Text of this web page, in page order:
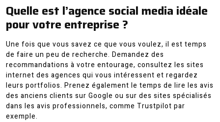
Quelle est l’agence social media idéale
pour votre entreprise ?
Une fois que vous savez ce que vous voulez, il est temps
de faire un peu de recherche. Demandez des
recommandations à votre entourage, consultez les sites
internet des agences qui vous intéressent et regardez
leurs portfolios. Prenez également le temps de lire les avis
des anciens clients sur Google ou sur des sites spécialisés
dans les avis professionnels, comme Trustpilot par
exemple.